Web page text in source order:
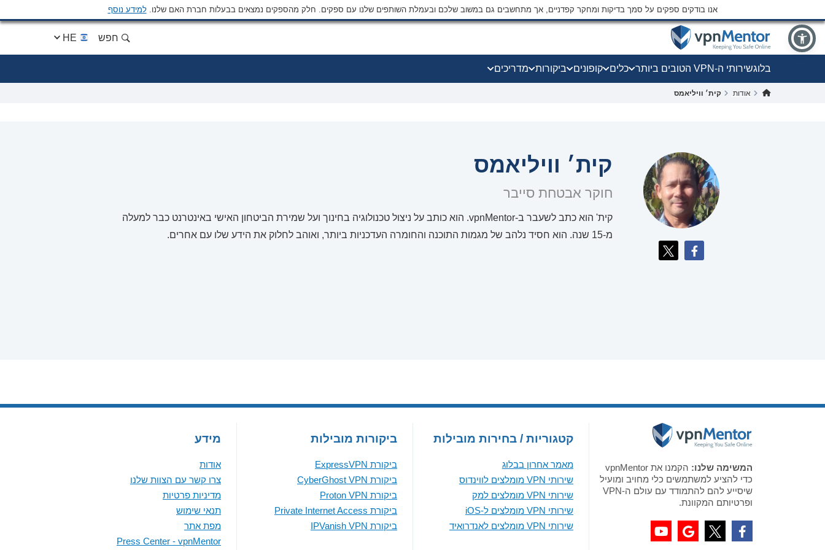
אנו בודקים ספקים על סמך בדיקות ומחקר קפדניים, אך מתחשבים גם במשוב שלכם ובעמלת השותפים שלנו עם ספקים. חלק מהספקים נמצאים בבעלות חברת האם שלנו.למידע נוסף
חפש
בלוגשירותי ה-VPN הטובים ביותר כלים קופונים ביקורות מדריכים
אודות קית׳ וויליאמס
קית׳ וויליאמס
חוקר אבטחת סייבר
קית' הוא כתב לשעבר ב-vpnMentor. הוא כותב על ניצול טכנולוגיה בחינוך ועל שמירת הביטחון האישי באינטרנט כבר למעלה
מ-15 שנה. הוא חסיד נלהב של מגמות התוכנה והחומרה העדכניות ביותר, ואוהב לחלוק את הידע שלו עם אחרים.
המשימה שלנו:
הקמנו את vpnMentor
כדי להציע למשתמשים כלי מחויב ומועיל
שיסייע להם להתמודד עם עולם ה-VPN
ופרטיותם המקוונת.
קטגוריות / בחירות מובילות
מאמר אחרון בבלוג
שירותי VPN מומלצים לווינדוס
שירותי VPN מומלצים למק
שירותי VPN מומלצים ל-iOS
שירותי VPN מומלצים לאנדרואיד
ביקורות מובילות
ביקורת ExpressVPN
ביקורת CyberGhost VPN
ביקורת Proton VPN
ביקורת Private Internet Access
ביקורת IPVanish VPN
מידע
אודות
צרו קשר עם הצוות שלנו
מדיניות פרטיות
תנאי שימוש
מפת אתר
Press Center - vpnMentor